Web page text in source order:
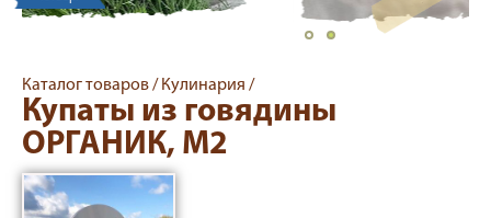
Каталог товаров / Кулинария /
Купаты из говядины
ОРГАНИК, М2